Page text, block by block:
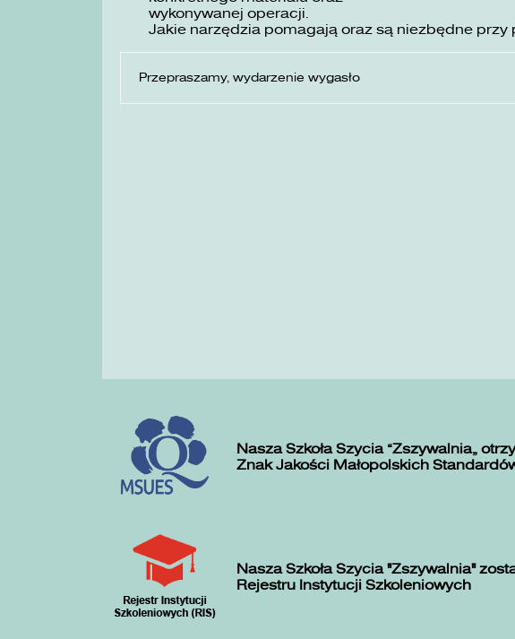
wykonywanej operacji.
Jakie narzędzia pomagają oraz są niezbędne przy
Przepraszamy, wydarzenie wygasło
Nasza Szkoła Szycia „Zszywalnia”
Znak Jakości Małopolskich
Nasza Szkoła Szycia "Zszywalnia"
Rejestru Instytucji Szkoleniowych